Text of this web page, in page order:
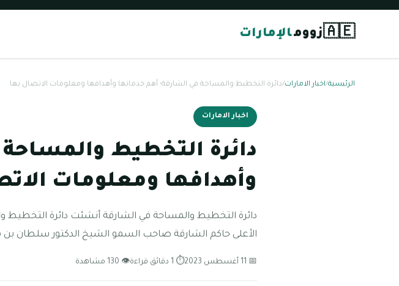
🇦🇪زوومالإمارات
الرئيسية/اخبار الامارات/دائرة التخطيط والمساحة في الشارقة؛ أهم خدماتها وأهدافها ومعلومات الاتصال بها
اخبار الامارات
دائرة التخطيط
وأهدافها ومعلومات
الأعلى حاكم الشارقة صاحب السمو الشيخ الدكتور سلطان
📅 11 أغسطس 2023 ⏱ 1 دقائق قراءة 👁 130 مشاهدة